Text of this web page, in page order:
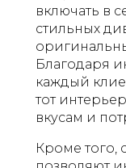
включать в
стильных
Благодаря
каждый
тот
вкусам и
Кроме того,